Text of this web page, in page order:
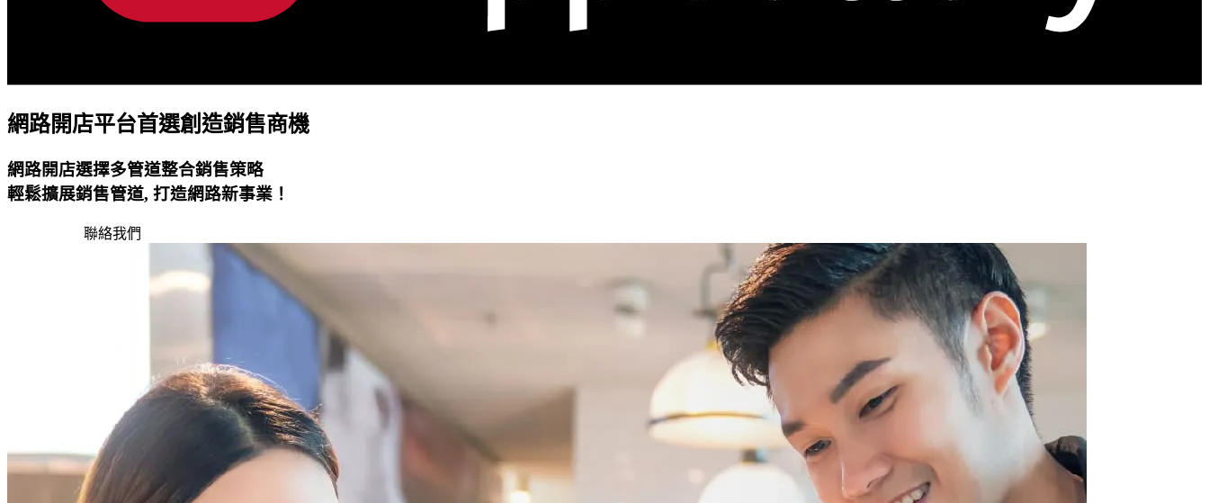
網路開店平台首選創造銷售商機
網路開店選擇多管道整合銷售策略
輕鬆擴展銷售管道, 打造網路新事業！
聯絡我們